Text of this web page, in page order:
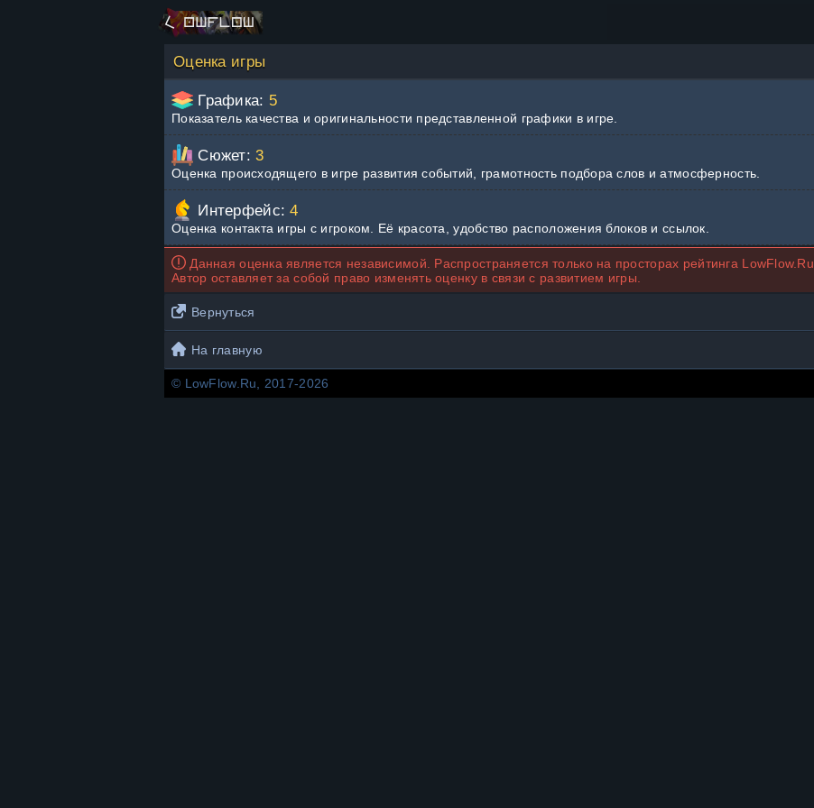
Оценка игры
Графика: 5
Показатель качества и оригинальности представленной графики в игре.
Сюжет:3
Оценка происходящего в игре развития событий, грамотность подбора слов и атмосферность.
Интерфейс:4
Оценка контакта игры с игроком. Её красота, удобство расположения блоков и ссылок.
Данная оценка является независимой. Распространяется только на просторах рейтинга LowFlow.Ru.
Автор оставляет за собой право изменять оценку в связи с развитием игры.
Вернуться
На главную
© LowFlow.Ru, 2017-2026